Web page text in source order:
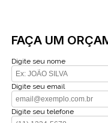
FAÇA UM
Digite seu nome
Digite seu email
Digite seu telefone